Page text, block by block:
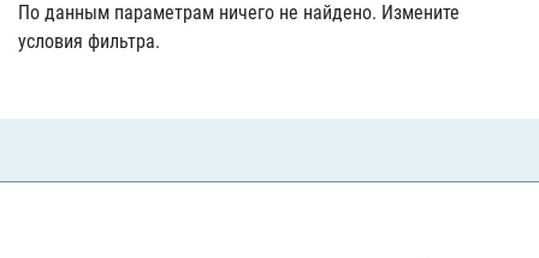
По данным параметрам ничего не найдено. Измените
условия фильтра.